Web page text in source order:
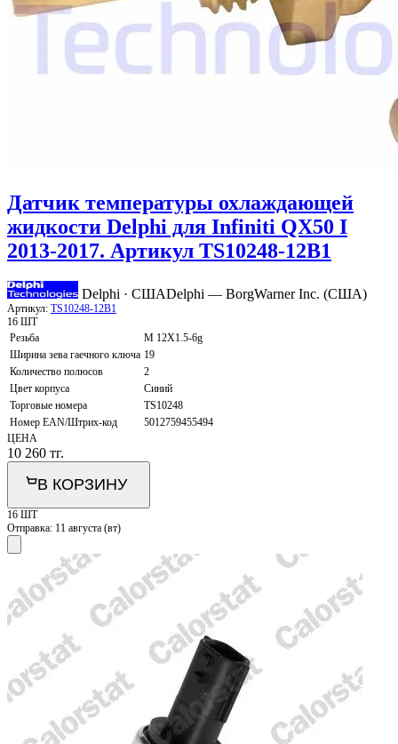
Датчик температуры охлаждающей
жидкости Delphi для Infiniti QX50 I
2013-2017. Артикул TS10248-12B1
Delphi · СШАDelphi — BorgWarner Inc. (США)
Артикул: TS10248-12B1
16 ШТ
Резьба
M 12X1.5-6g
Ширина зева гаечного ключа 19
Количество полюсов
2
Цвет корпуса
Синий
Торговые номера
TS10248
Номер EAN/Штрих-код
5012759455494
ЦЕНА
10 260 тг.
В КОРЗИНУ
16 ШТ
Отправка: 11 августа (вт)